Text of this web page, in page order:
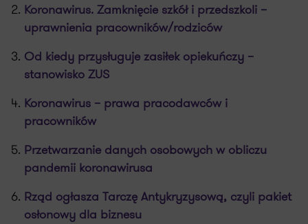
Koronawirus. Zamknięcie szkół i przedszkoli –
uprawnienia pracowników/rodziców
Od kiedy przysługuje zasiłek opiekuńczy –
stanowisko ZUS
Koronawirus – prawa pracodawców i
pracowników
Przetwarzanie danych osobowych w obliczu
pandemii koronawirusa
Rząd ogłasza Tarczę Antykryzysową, czyli pakiet
osłonowy dla biznesu